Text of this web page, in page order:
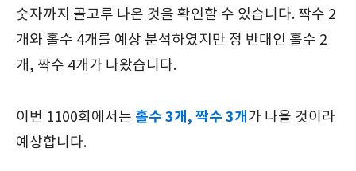
숫자까지 골고루 나온 것을 확인할 수 있습니다. 짝수 2
개와 홀수 4개를 예상 분석하였지만 정 반대인 홀수 2
개, 짝수 4개가 나왔습니다.
이번 1100회에서는 홀수 3개, 짝수 3개 가 나올 것이라
예상합니다.